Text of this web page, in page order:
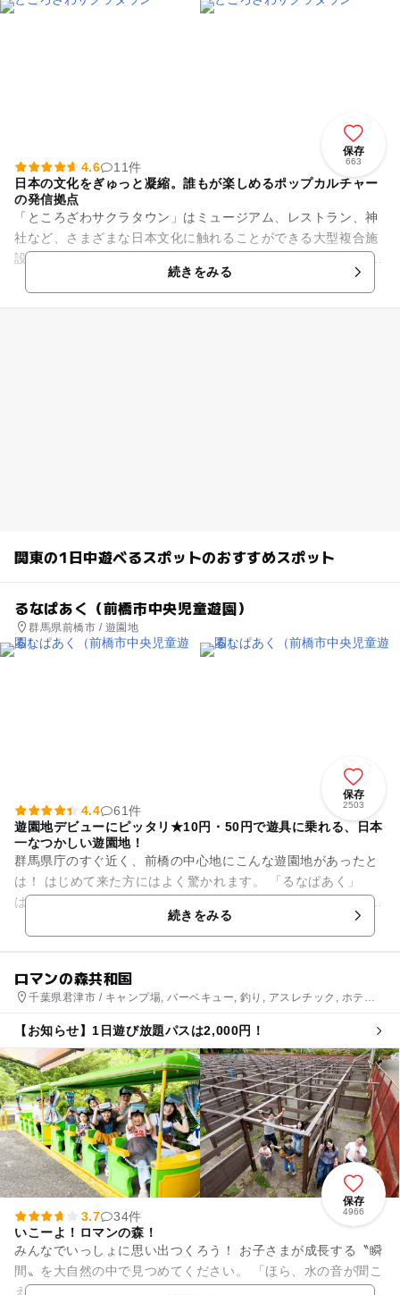
保存
663
4.6
11件
日本の文化をぎゅっと凝縮。誰もが楽しめるポップカルチャー
の発信拠点
「ところざわサクラタウン」はミュージアム、レストラン、神
社など、さまざまな日本文化に触れることができる大型複合施
設です。 施設内のランドマーク「角川武蔵野ミュージアム」は
続きをみる
関東の1日中遊べるスポットのおすすめスポット
るなぱあく（前橋市中央児童遊園）
群馬県前橋市 / 遊園地
保存
2503
4.4
61件
遊園地デビューにピッタリ★10円・50円で遊具に乗れる、日本
一なつかしい遊園地！
群馬県庁のすぐ近く、前橋の中心地にこんな遊園地があったと
は！ はじめて来た方にはよく驚かれます。 「るなぱあく」
は、1954年に開園した日本有数の『昭和生まれ』の遊園地。
続きをみる
ロマンの森共和国
千葉県君津市 / キャンプ場, バーベキュー, 釣り, アスレチック, ホテ
【お知らせ】1日遊び放題パスは2,000円！
保存
4966
3.7
34件
いこーよ！ロマンの森！
みんなでいっしょに思い出つくろう！ お子さまが成長する〝瞬
間〟を大自然の中で見つめてください。 「ほら、水の音が聞こ
えるよ」「お魚がいっぱいいるね！」 「鳥が飛んできたよ！」